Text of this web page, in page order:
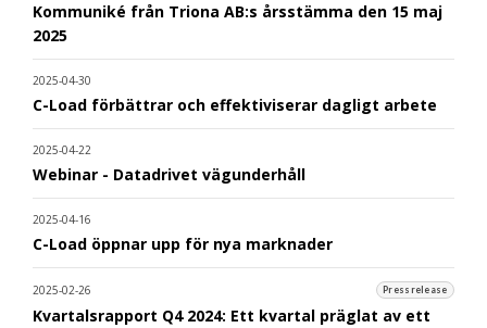
Kommuniké från Triona AB:s årsstämma den 15 maj
2025
2025-04-30
C-Load förbättrar och effektiviserar dagligt arbete
2025-04-22
Webinar - Datadrivet vägunderhåll
2025-04-16
C-Load öppnar upp för nya marknader
2025-02-26 Pressrelease
Kvartalsrapport Q4 2024: Ett kvartal präglat av ett